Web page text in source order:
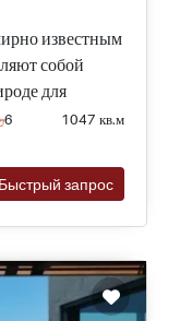
известным
собой
для
в Бодруме, а
6 1047 кв.м
Быстрый запрос